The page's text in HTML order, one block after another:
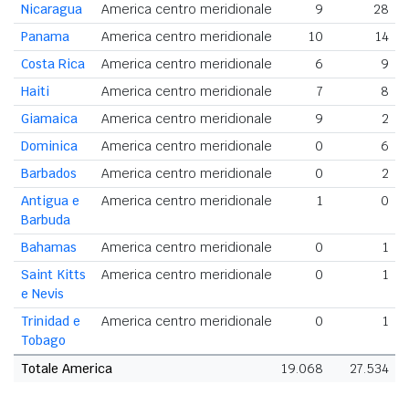
Nicaragua
America centro meridionale 9
28
Panama
America centro meridionale 10
14
Costa Rica
America centro meridionale 6
9
Haiti
America centro meridionale 7
8
Giamaica
America centro meridionale 9
2
Dominica
America centro meridionale 0
6
Barbados
America centro meridionale 0
2
Antigua e
Barbuda
America centro meridionale 1 0
Bahamas America centro meridionale 0
1
Saint Kitts
e Nevis
America centro meridionale 0 1
Trinidad e
Tobago
America centro meridionale 0 1
Totale America 19.068 27.534